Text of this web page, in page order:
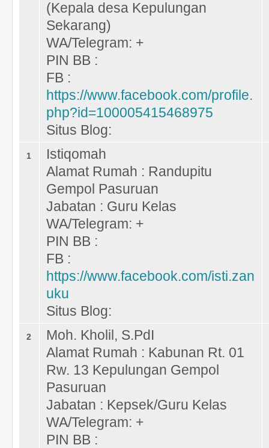
(Kepala desa Kepulungan
Sekarang)
WA/Telegram: +
PIN BB :
FB :
https://www.facebook.com/profile.
php?id=100005415468975
Situs Blog:
1
Istiqomah
Alamat Rumah : Randupitu
Gempol Pasuruan
Jabatan : Guru Kelas
WA/Telegram: +
PIN BB :
FB :
https://www.facebook.com/isti.zan
uku
Situs Blog:
2
Moh. Kholil, S.PdI
Alamat Rumah : Kabunan Rt. 01
Rw. 13 Kepulungan Gempol
Pasuruan
Jabatan : Kepsek/Guru Kelas
WA/Telegram: +
PIN BB :